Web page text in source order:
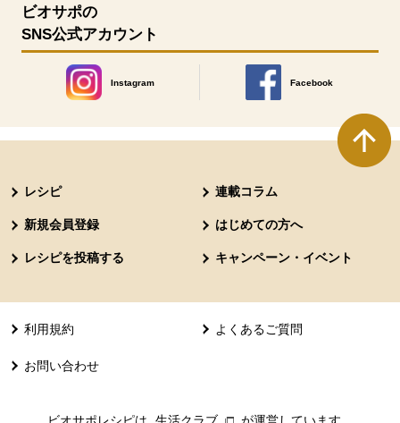
ビオサポの
SNS公式アカウント
Instagram
別のウィンドウで開きます。
Facebook
別のウィンドウで開きます
レシピ 連載コラム
新規会員登録 はじめての方へ
レシピを投稿する キャンペーン・イベント
利用規約 よくあるご質問
お問い合わせ